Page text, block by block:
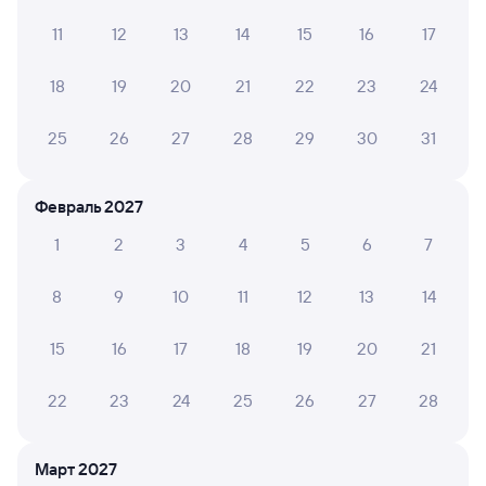
Онлайн-покупка за 4 минуты
8 Зоя В.
Единственное неудобство: нет вагона-
8 ГАЛИНА Р.
Часто засоряется биотуалет из за пассажиров.
11 12 13 14 15 16 17
18 19 20 21 22 23 24
25 26 27 28 29 30 31
Февраль 2027
1
2 3 4 5 6 7
8 9 10 11 12 13 14
15 16 17 18 19 20 21
22 23 24 25 26 27 28
Март 2027